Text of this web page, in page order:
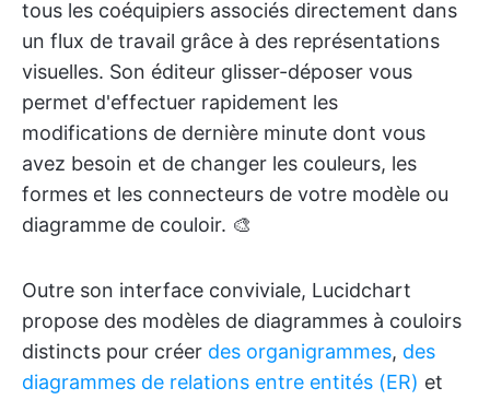
tous les coéquipiers associés directement dans
un flux de travail grâce à des représentations
visuelles. Son éditeur glisser-déposer vous
permet d'effectuer rapidement les
modifications de dernière minute dont vous
avez besoin et de changer les couleurs, les
formes et les connecteurs de votre modèle ou
diagramme de couloir. 🎨
Outre son interface conviviale, Lucidchart
propose des modèles de diagrammes à couloirs
distincts pour créer des organigrammes, des
diagrammes de relations entre entités (ER) et